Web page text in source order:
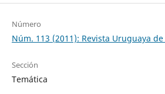
Número
Núm. 113 (2011): Revista Uruguaya
Sección
Temática